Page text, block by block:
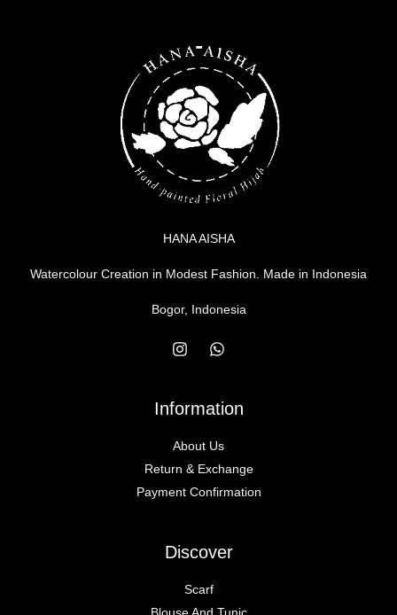
HANA AISHA
Watercolour Creation in Modest Fashion. Made in Indonesia
Bogor, Indonesia
Information
About Us
Return & Exchange
Payment Confirmation
Discover
Scarf